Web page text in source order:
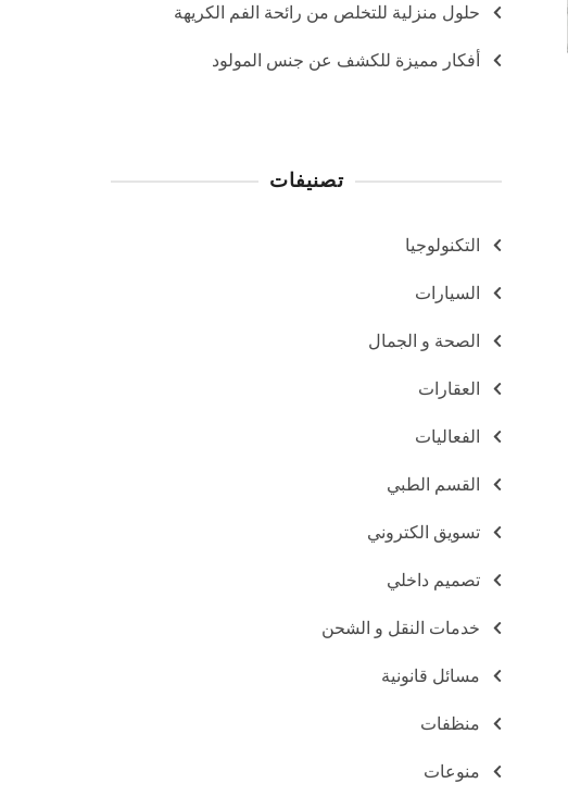
حلول منزلية للتخلص من رائحة الفم الكريهة
أفكار مميزة للكشف عن جنس المولود
تصنيفات
التكنولوجيا
السيارات
الصحة و الجمال
العقارات
الفعاليات
القسم الطبي
تسويق الكتروني
تصميم داخلي
خدمات النقل و الشحن
مسائل قانونية
منظفات
منوعات